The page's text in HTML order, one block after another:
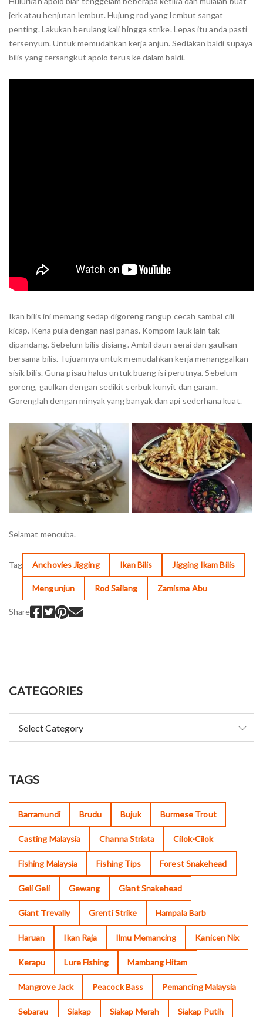
jerk atau henjutan lembut. Hujung rod yang lembut sangat
penting. Lakukan berulang kali hingga strike. Lepas itu anda pasti
tersenyum. Untuk memudahkan kerja anjun. Sediakan baldi supaya
bilis yang tersangkut apolo terus ke dalam baldi.
Ikan bilis ini memang sedap digoreng rangup cecah sambal cili
kicap. Kena pula dengan nasi panas. Kompom lauk lain tak
dipandang. Sebelum bilis disiang. Ambil daun serai dan gaulkan
bersama bilis. Tujuannya untuk memudahkan kerja menanggalkan
sisik bilis. Guna pisau halus untuk buang isi perutnya. Sebelum
goreng, gaulkan dengan sedikit serbuk kunyit dan garam.
Gorenglah dengan minyak yang banyak dan api sederhana kuat.
Selamat mencuba.
Tag Anchovies Jigging Ikan Bilis Jigging Ikam Bilis
Mengunjun Rod Sailang Zamisma Abu
Share
CATEGORIES
TAGS
Barramundi Brudu Bujuk Burmese Trout
Casting Malaysia Channa Striata Cilok-Cilok
Fishing Malaysia Fishing Tips Forest Snakehead
Geli Geli Gewang Giant Snakehead
Giant Trevally Grenti Strike Hampala Barb
Haruan Ikan Raja Ilmu Memancing Kanicen Nix
Kerapu Lure Fishing Mambang Hitam
Mangrove Jack Peacock Bass Pemancing Malaysia
Sebarau Siakap Siakap Merah Siakap Putih